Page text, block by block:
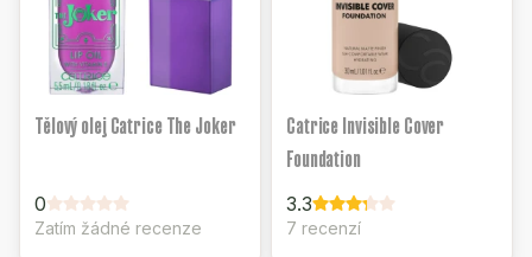
Tělový olej Catrice The Joker
0
Zatím žádné recenze
Catrice Invisible Cover
Foundation
3.3
7 recenzí